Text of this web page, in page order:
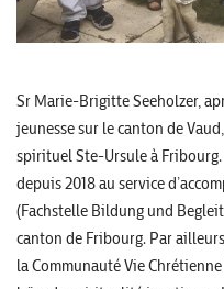
Sr Marie-Brigitte Seeholzer,
jeunesse sur le canton de
spirituel Ste-Ursule à
depuis 2018 au service
(Fachstelle Bildung und
canton de Fribourg. Par
la Communauté Vie